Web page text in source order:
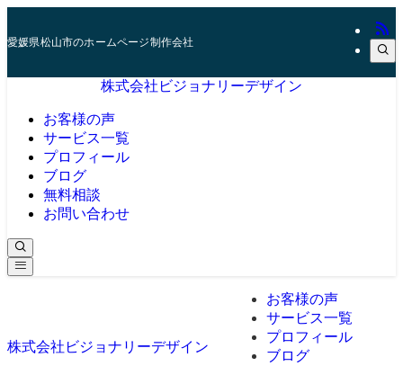
愛媛県松山市のホームページ制作会社
株式会社ビジョナリーデザイン
お客様の声
サービス一覧
プロフィール
ブログ
無料相談
お問い合わせ
株式会社ビジョナリーデザイン
お客様の声
サービス一覧
プロフィール
ブログ